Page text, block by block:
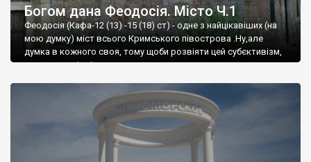
Богом дана Феодосія. Місто Ч.1
Феодосія (Кафа-12 (13) -15 (18) ст) - одне з найцікавіших (на
мою думку) міст всього Кримського півострова .Ну,але
думка в кожного своя, тому щоби розвіяти цей субєктивізм,
запрошую відвідати це